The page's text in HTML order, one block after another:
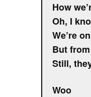
How
Oh, I
We’re
But
Still,
Woo